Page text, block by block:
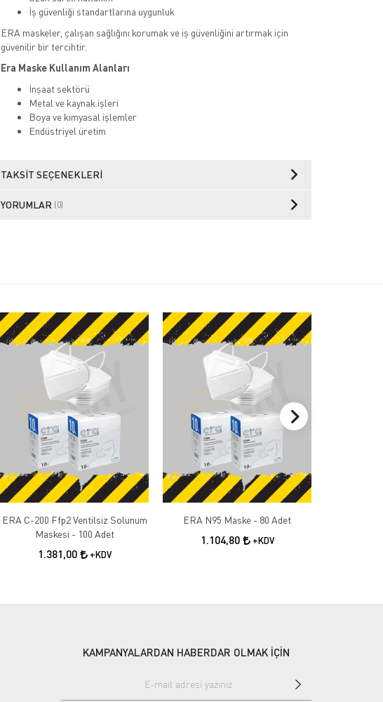
İş güvenliği standartlarına uygunluk
ERA maskeler, çalışan sağlığını korumak ve iş güvenliğini artırmak için
güvenilir bir tercihtir.
Era Maske Kullanım Alanları
İnşaat sektörü
Metal ve kaynak işleri
Boya ve kimyasal işlemler
Endüstriyel üretim
TAKSIT SEÇENEKLERI
YORUMLAR (0)
ERA C-200 Ffp2 Ventilsiz Solunum
Maskesi - 100 Adet
1.381,00 +KDV
ERA N95 Maske - 80 Adet
1.104,80 +KDV
KAMPANYALARDAN HABERDAR OLMAK İÇİN